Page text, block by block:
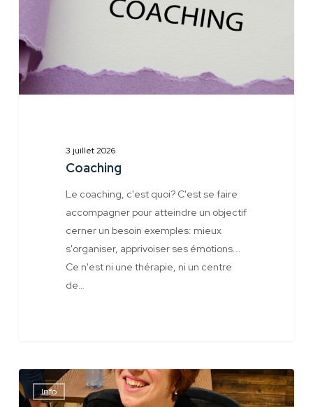
3 juillet 2026
Coaching
Le coaching, c'est quoi? C'est se faire
accompagner pour atteindre un objectif
cerner un besoin exemples: mieux
s'organiser, apprivoiser ses émotions...
Ce n'est ni une thérapie, ni un centre
de…
Info
Dédicaces
et